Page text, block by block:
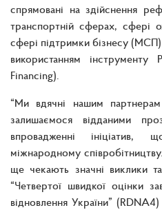
спрямовані на здійснення
транспортній сферах, сфері
сфері підтримки бізнесу (МСП)
використанням інструменту
Financing).
“Ми вдячні нашим
залишаємося відданими
впровадженні ініціатив,
міжнародному
ще чекають значні виклики
“Четвертої швидкої оцінки
відновлення України”